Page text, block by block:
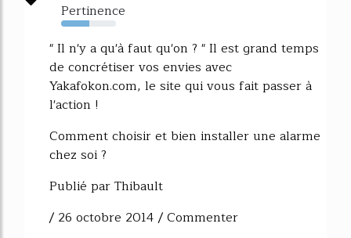
Pertinence
51%
" Il n'y a qu'à faut qu'on ? " Il est grand temps
de concrétiser vos envies avec
Yakafokon.com, le site qui vous fait passer à
l'action !
Comment choisir et bien installer une alarme
chez soi ?
Publié par Thibault
/ 26 octobre 2014 / Commenter